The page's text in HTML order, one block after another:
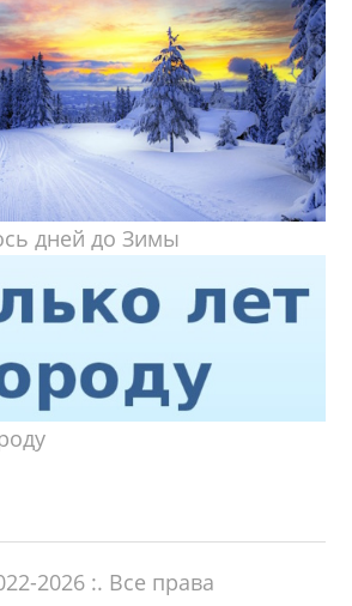
дней до Зимы
2026 :. Все права